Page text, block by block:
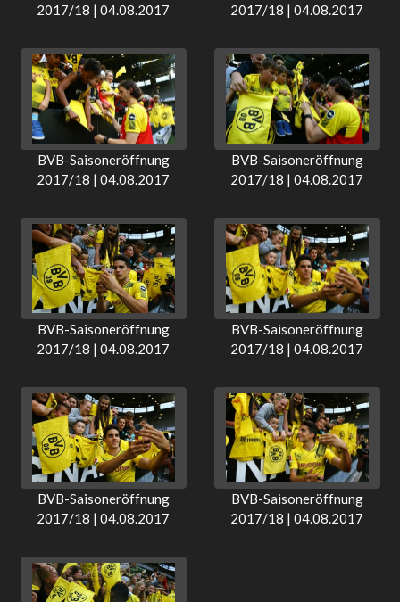
2017/18 | 04.08.2017
2017/18 | 04.08.2017
BVB-Saisoneröffnung
2017/18 | 04.08.2017
BVB-Saisoneröffnung
2017/18 | 04.08.2017
BVB-Saisoneröffnung
2017/18 | 04.08.2017
BVB-Saisoneröffnung
2017/18 | 04.08.2017
BVB-Saisoneröffnung
2017/18 | 04.08.2017
BVB-Saisoneröffnung
2017/18 | 04.08.2017